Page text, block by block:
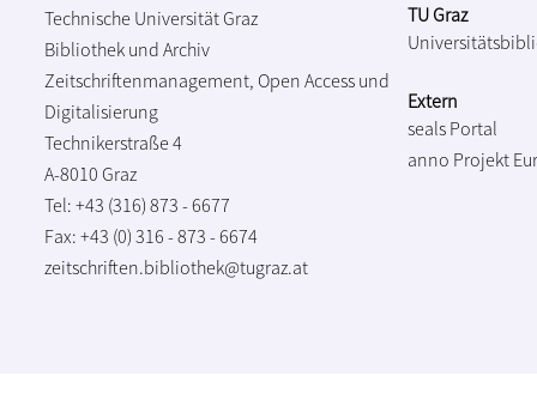
Technische Universität Graz
Bibliothek und Archiv
Zeitschriftenmanagement, Open Access und
Digitalisierung
Technikerstraße 4
A-8010 Graz
Tel: +43 (316) 873 - 6677
Fax: +43 (0) 316 - 873 - 6674
zeitschriften.bibliothek@tugraz.at
TU Graz
Extern
seals Portal
anno Projekt